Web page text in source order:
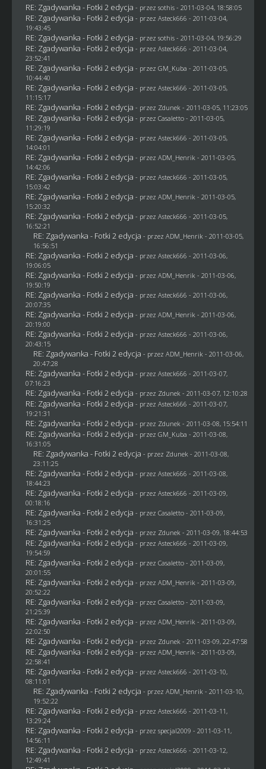
RE: Zgadywanka - Fotki 2 edycja - przez sothis- 2011-03-04, 18:58:05
RE: Zgadywanka - Fotki 2 edycja - przez Asteck666 - 2011-03-04,
19:43:45
RE: Zgadywanka - Fotki 2 edycja - przez sothis- 2011-03-04, 19:56:29
RE: Zgadywanka - Fotki 2 edycja - przez Asteck666 - 2011-03-04,
23:52:41
RE: Zgadywanka - Fotki 2 edycja - przez GM_Kuba - 2011-03-05,
10:44:40
RE: Zgadywanka - Fotki 2 edycja - przez Asteck666 - 2011-03-05,
11:15:17
RE: Zgadywanka - Fotki 2 edycja - przez Zdunek - 2011-03-05, 11:23:05
RE: Zgadywanka - Fotki 2 edycja - przez Casaletto- 2011-03-05,
11:29:19
RE: Zgadywanka - Fotki 2 edycja - przez Asteck666 - 2011-03-05,
14:04:01
RE: Zgadywanka - Fotki 2 edycja - przez ADM_Henrik - 2011-03-05,
14:42:06
RE: Zgadywanka - Fotki 2 edycja - przez Asteck666 - 2011-03-05,
15:03:42
RE: Zgadywanka - Fotki 2 edycja - przez ADM_Henrik - 2011-03-05,
15:20:32
RE: Zgadywanka - Fotki 2 edycja - przez Asteck666 - 2011-03-05,
16:52:21
RE: Zgadywanka - Fotki 2 edycja - przez ADM_Henrik - 2011-03-05,
16:56:51
RE: Zgadywanka - Fotki 2 edycja - przez Asteck666 - 2011-03-06,
19:06:05
RE: Zgadywanka - Fotki 2 edycja - przez ADM_Henrik - 2011-03-06,
19:50:19
RE: Zgadywanka - Fotki 2 edycja - przez Asteck666 - 2011-03-06,
20:07:35
RE: Zgadywanka - Fotki 2 edycja - przez ADM_Henrik - 2011-03-06,
20:19:00
RE: Zgadywanka - Fotki 2 edycja - przez Asteck666 - 2011-03-06,
20:43:15
RE: Zgadywanka - Fotki 2 edycja - przez ADM_Henrik - 2011-03-06,
20:47:28
RE: Zgadywanka - Fotki 2 edycja - przez Asteck666 - 2011-03-07,
07:16:23
RE: Zgadywanka - Fotki 2 edycja - przez Zdunek - 2011-03-07, 12:10:28
RE: Zgadywanka - Fotki 2 edycja - przez Asteck666 - 2011-03-07,
19:21:31
RE: Zgadywanka - Fotki 2 edycja - przez Zdunek - 2011-03-08, 15:54:11
RE: Zgadywanka - Fotki 2 edycja - przez GM_Kuba - 2011-03-08,
16:31:05
RE: Zgadywanka - Fotki 2 edycja - przez Zdunek - 2011-03-08,
23:11:25
RE: Zgadywanka - Fotki 2 edycja - przez Asteck666 - 2011-03-08,
18:44:23
RE: Zgadywanka - Fotki 2 edycja - przez Asteck666 - 2011-03-09,
00:18:16
RE: Zgadywanka - Fotki 2 edycja - przez Casaletto- 2011-03-09,
16:31:25
RE: Zgadywanka - Fotki 2 edycja - przez Zdunek - 2011-03-09, 18:44:53
RE: Zgadywanka - Fotki 2 edycja - przez Asteck666 - 2011-03-09,
19:54:59
RE: Zgadywanka - Fotki 2 edycja - przez Casaletto- 2011-03-09,
20:01:55
RE: Zgadywanka - Fotki 2 edycja - przez ADM_Henrik - 2011-03-09,
20:52:22
RE: Zgadywanka - Fotki 2 edycja - przez Casaletto- 2011-03-09,
21:25:39
RE: Zgadywanka - Fotki 2 edycja - przez ADM_Henrik - 2011-03-09,
22:02:50
RE: Zgadywanka - Fotki 2 edycja - przez Zdunek - 2011-03-09, 22:47:58
RE: Zgadywanka - Fotki 2 edycja - przez ADM_Henrik - 2011-03-09,
22:58:41
RE: Zgadywanka - Fotki 2 edycja - przez Asteck666 - 2011-03-10,
08:11:01
RE: Zgadywanka - Fotki 2 edycja - przez ADM_Henrik - 2011-03-10,
19:52:22
RE: Zgadywanka - Fotki 2 edycja - przez Asteck666 - 2011-03-11,
13:29:24
RE: Zgadywanka - Fotki 2 edycja - przez specjal2009 - 2011-03-11,
14:56:11
RE: Zgadywanka - Fotki 2 edycja - przez Asteck666 - 2011-03-12,
12:49:41